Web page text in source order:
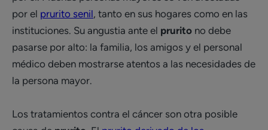
por el prurito senil, tanto en sus hogares como en las
instituciones. Su angustia ante el prurito no debe
pasarse por alto: la familia, los amigos y el personal
médico deben mostrarse atentos a las necesidades de
la persona mayor.
Los tratamientos contra el cáncer son otra posible